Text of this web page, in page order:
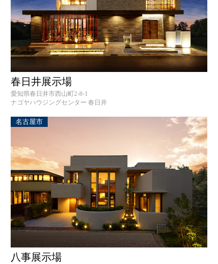
春日井展示場
愛知県春日井市西山町2-8-1
ナゴヤハウジングセンター 春日井
名古屋市
八事展示場